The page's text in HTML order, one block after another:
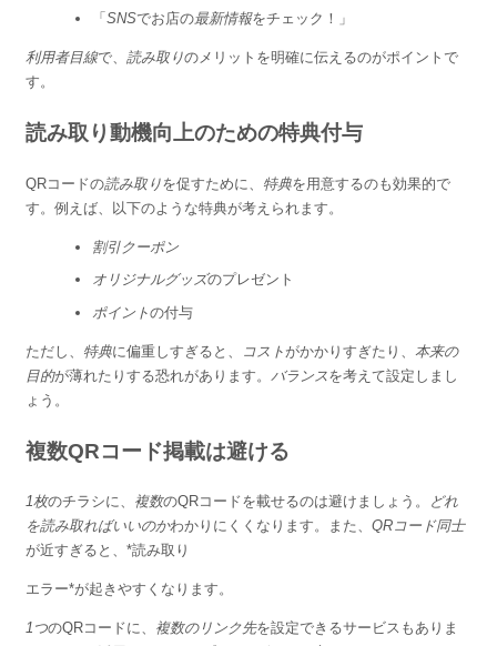
「 SNSでお店の最新情報をチェック！」
利用者目線で、 読み取りのメリットを明確に伝えるのがポイントで
す。
読み取り動機向上のための特典付与
QRコードの読み取りを促すために、 特典を用意するのも効果的で
す。例えば、以下のような特典が考えられます。
割引クーポン
オリジナルグッズのプレゼント
ポイントの付与
ただし、 特典に偏重しすぎると、 コスト がかかりすぎたり、 本来の
目的が薄れたりする恐れがあります。 バランスを考えて設定しまし
ょう。
複数QRコード掲載は避ける
1枚のチラシに、 複数のQRコードを載せるのは避けましょう。
どれ
を読み取ればいいのかわかりにくくなります。また、 QRコード同士
が近すぎると、*読み取り
エラー*が起きやすくなります。
1つのQRコードに、 複数のリンク先を設定できるサービスもありま